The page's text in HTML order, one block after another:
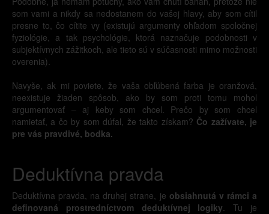
som vami a nikdy sa nedostanem do vašej hlavy, aby som cítil
presne to, čo cítite vy (existujú argumenty ohľadom spoločnej
fyziológie, a tak psychológie, ktorá naznačuje podobnosti v
subjektívnych zážitkoch, ale tieto sú v súčasnosti mimo možnosti
overenia).
Navyše, ak mi poviete, že vaša obľúbená farba je oranžová,
neexistuje žiaden spôsob, ako by som proti tomu mohol
argumentovať – aj keby som chcel. Prečo by som chcel
namietať, a čo by som dúfal, že takto získam? Čo zažívate, je
pre vás pravdivé, bodka.
Deduktívna pravda
Deduktívna pravda, na druhej strane, je obsiahnutá v rámci a
definovaná prostredníctvom deduktívnej logiky. Tu je